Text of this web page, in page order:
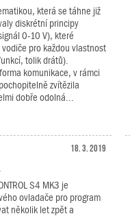
která se táhne již
diskrétní principy
0-10 V), které
pro každou vlastnost
tolik drátů).
komunikace, v rámci
zvítězila
dobře odolná...
18. 3. 2019
S4 MK3 je
ovladače pro program
několik let zpět a